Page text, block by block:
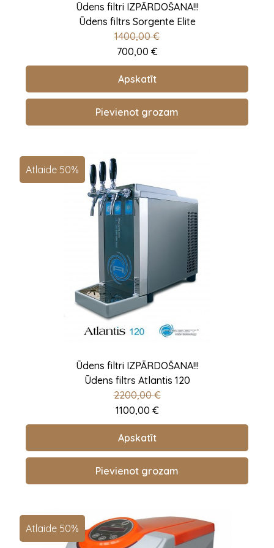
Ūdens filtri IZPĀRDOŠANA!!!
Ūdens filtrs Sorgente Elite
1400,00€
700,00 €
Apskatīt
Pievienot grozam
Atlaide 50%
Ūdens filtri IZPĀRDOŠANA!!!
Ūdens filtrs Atlantis 120
2200,00€
1100,00 €
Apskatīt
Pievienot grozam
Atlaide 50%